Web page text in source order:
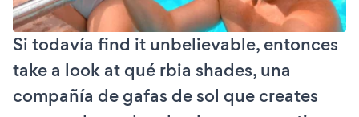
Si todavía find it unbelievable, entonces
take a look at qué rbia shades, una
compañía de gafas de sol que creates